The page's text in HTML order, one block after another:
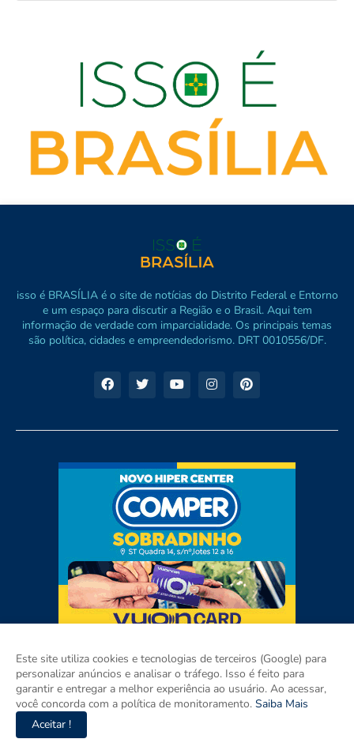
isso é BRASÍLIA é o site de notícias do Distrito Federal e Entorno
e um espaço para discutir a Região e o Brasil. Aqui tem
informação de verdade com imparcialidade. Os principais temas
são política, cidades e empreendedorismo. DRT 0010556/DF.
Este site utiliza cookies e tecnologias de terceiros (Google) para
personalizar anúncios e analisar o tráfego. Isso é feito para
garantir e entregar a melhor experiência ao usuário. Ao acessar,
você concorda com a política de monitoramento. Saiba Mais
Aceitar !